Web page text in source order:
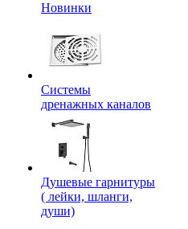
Новинки
Системы
дренажных каналов
Душевые гарнитуры
( лейки, шланги,
души)